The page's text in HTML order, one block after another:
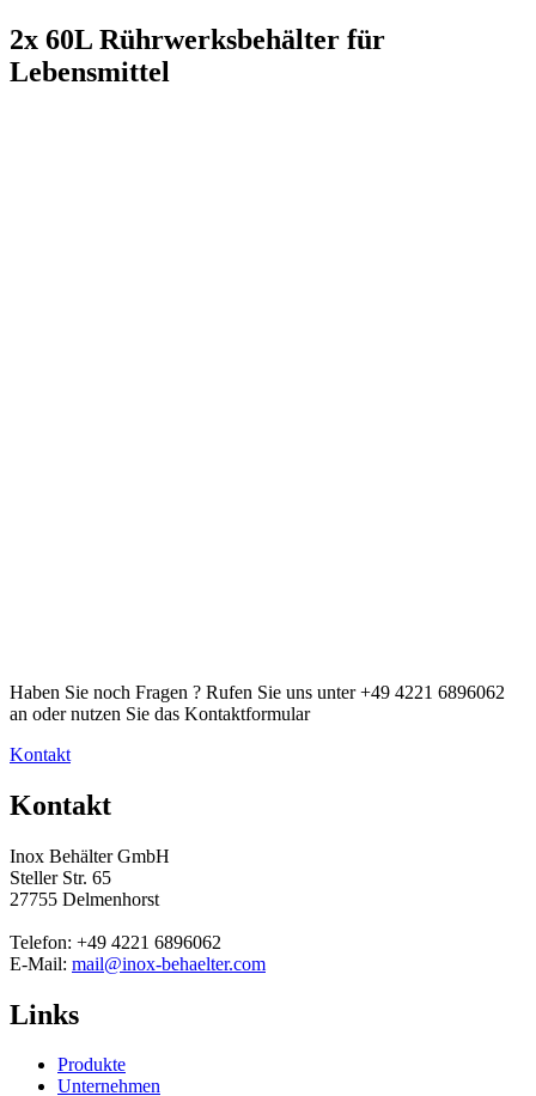
2x 60L Rührwerksbehälter für
Lebensmittel
Haben Sie noch Fragen ? Rufen Sie uns unter +49 4221 6896062
an oder nutzen Sie das Kontaktformular
Kontakt
Kontakt
Inox Behälter GmbH
Steller Str. 65
27755 Delmenhorst
Telefon: +49 4221 6896062
E-Mail: mail@inox-behaelter.com
Links
Produkte
Unternehmen